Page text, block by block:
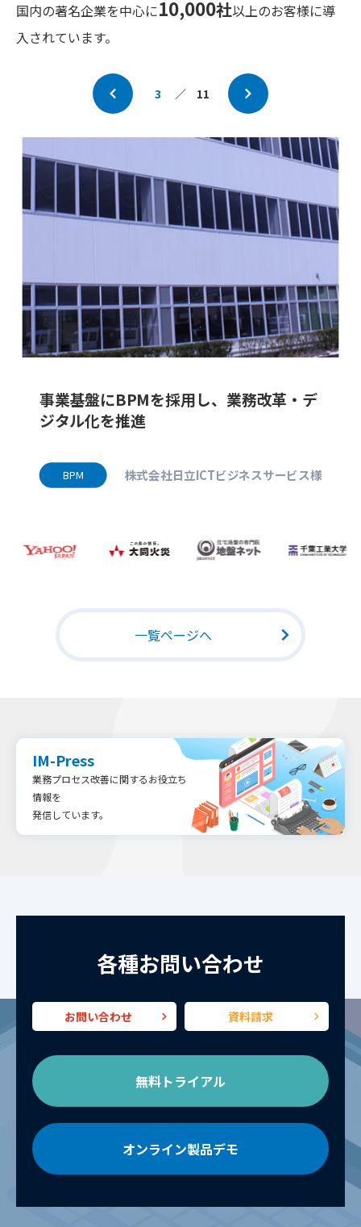
国内の著名企業を中心に10,000社以上のお客様に導
入されています。
3 ／ 11
事業基盤にBPMを採用し、業務改革・デ
ジタル化を推進
BPM 株式会社日立ICTビジネスサービス様
一覧ページへ
IM-Press
業務プロセス改善に関するお役立ち
情報を
発信しています。
各種お問い合わせ
お問い合わせ 資料請求
無料トライアル
オンライン製品デモ